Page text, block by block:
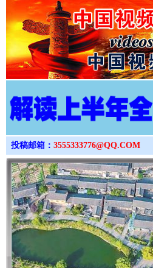
投稿邮箱： 3555333776@QQ.COM